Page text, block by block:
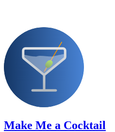
Make Me a Cocktail